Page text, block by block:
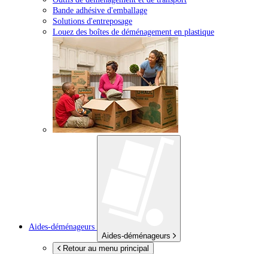
Bande adhésive d'emballage
Solutions d'entreposage
Louez des boîtes de déménagement en plastique
Aides-déménageurs
Aides-déménageurs
Retour au menu principal